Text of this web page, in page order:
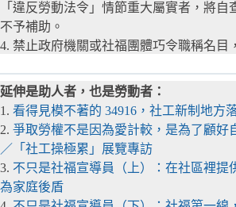
「違反勞動法令」情節重大屬實者，將自
不予補助。
4. 禁止政府機關或社福團體巧令職稱名目
延伸是助人者，也是勞動者：
1. 看得見模不著的 34916，社工新制地方
2. 爭取勞權不是因為愛計較，是為了顧好
／「社工操極累」展覽專訪
3. 不只是社福宣導員（上）：在社區裡提
為家庭後盾